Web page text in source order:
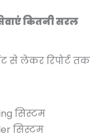
कितनी सरल
से लेकर रिपोर्ट तक
सिस्टम
सिस्टम